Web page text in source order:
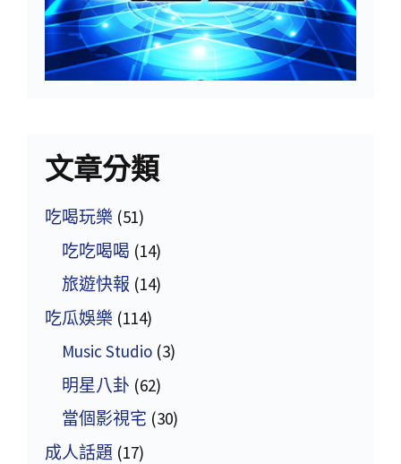
文章分類
吃喝玩樂 (51)
吃吃喝喝 (14)
旅遊快報 (14)
吃瓜娛樂 (114)
Music Studio (3)
明星八卦 (62)
當個影視宅 (30)
成人話題 (17)